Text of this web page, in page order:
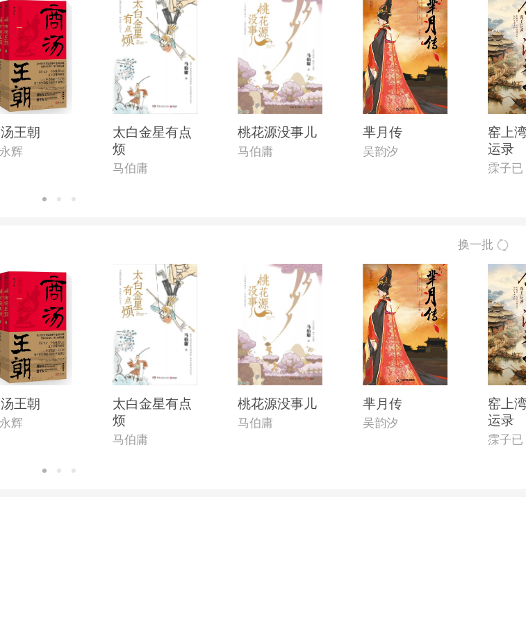
王朝
辉
太白金星有点
烦
马伯庸
桃花源没事儿
马伯庸
芈月传
吴韵汐
窑上
运录
霂子已
换一批
王朝
辉
太白金星有点
烦
马伯庸
桃花源没事儿
马伯庸
芈月传
吴韵汐
窑上
运录
霂子已